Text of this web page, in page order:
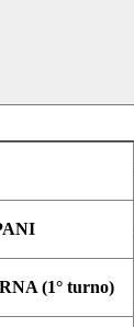
(1° turno)